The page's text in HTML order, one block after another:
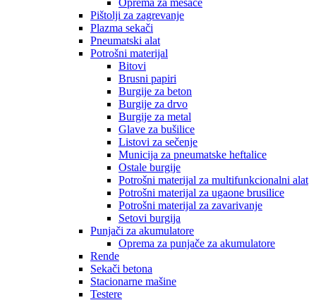
Oprema za mešače
Pištolji za zagrevanje
Plazma sekači
Pneumatski alat
Potrošni materijal
Bitovi
Brusni papiri
Burgije za beton
Burgije za drvo
Burgije za metal
Glave za bušilice
Listovi za sečenje
Municija za pneumatske heftalice
Ostale burgije
Potrošni materijal za multifunkcionalni alat
Potrošni materijal za ugaone brusilice
Potrošni materijal za zavarivanje
Setovi burgija
Punjači za akumulatore
Oprema za punjače za akumulatore
Rende
Sekači betona
Stacionarne mašine
Testere